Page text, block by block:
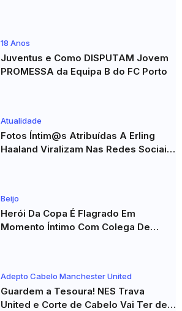
18 Anos
Juventus e Como DISPUTAM Jovem
PROMESSA da Equipa B do FC Porto
Atualidade
Fotos Íntim@s Atribuídas A Erling
Haaland Viralizam Nas Redes Sociais
Beijo
Herói Da Copa É Flagrado Em
Momento Íntimo Com Colega De
Adepto Cabelo Manchester United
Guardem a Tesoura! NES Trava
United e Corte de Cabelo Vai Ter de